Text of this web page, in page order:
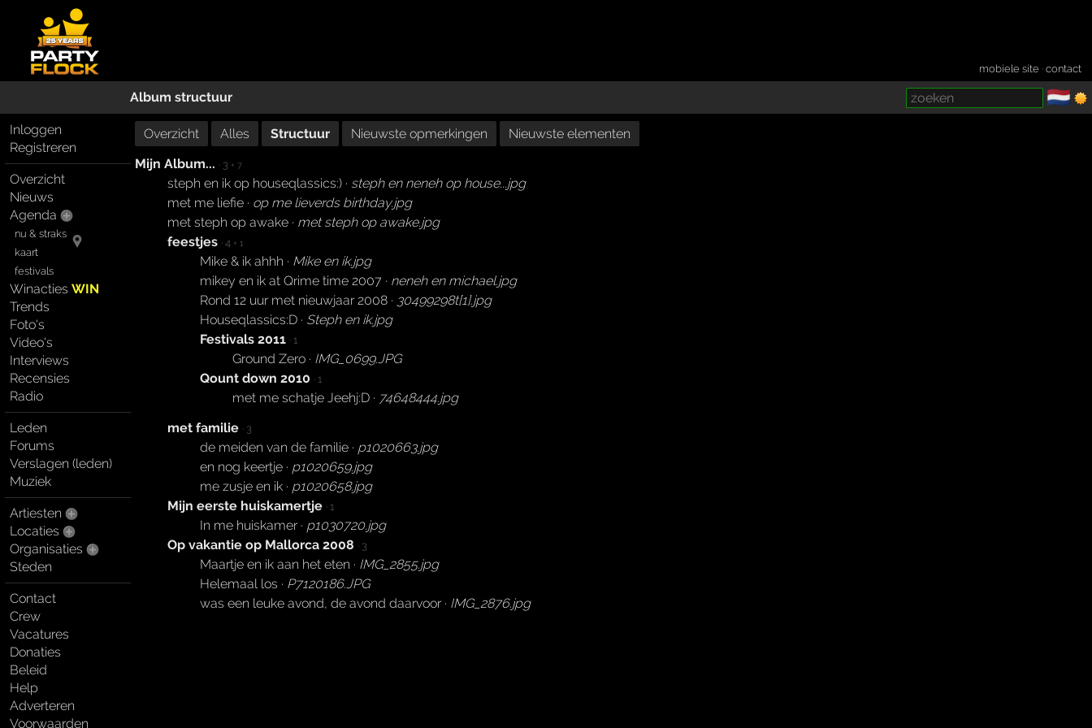
mobiele site ·contact
Album structuur 🇳🇱
Inloggen
Registreren
Overzicht
Nieuws
Agenda
nu & straks
kaart
festivals
WinactiesWIN
Trends
Foto's
Video's
Interviews
Recensies
Radio
Leden
Forums
Verslagen (leden)
Muziek
Artiesten
Locaties
Organisaties
Steden
Contact
Crew
Vacatures
Donaties
Beleid
Help
Adverteren
Voorwaarden
Overzicht Alles Structuur Nieuwste opmerkingen
Nieuwste elementen
Mijn Album... · 3 + 7
steph en ik op houseqlassics:) · steph en neneh op house...jpg
met me liefie · op me lieverds birthday.jpg
met steph op awake · met steph op awake.jpg
feestjes · 4 + 1
Mike & ik ahhh · Mike en ik.jpg
mikey en ik at Qrime time 2007 · neneh en michael.jpg
Rond 12 uur met nieuwjaar 2008 · 30499298t[1].jpg
Houseqlassics:D · Steph en ik.jpg
Festivals 2011 · 1
Ground Zero · IMG_0699.JPG
Qount down 2010 · 1
met me schatje Jeehj:D · 74648444.jpg
met familie · 3
de meiden van de familie · p1020663.jpg
en nog keertje · p1020659.jpg
me zusje en ik · p1020658.jpg
Mijn eerste huiskamertje · 1
In me huiskamer · p1030720.jpg
Op vakantie op Mallorca 2008 · 3
Maartje en ik aan het eten · IMG_2855.jpg
Helemaal los · P7120186.JPG
was een leuke avond, de avond daarvoor · IMG_2876.jpg